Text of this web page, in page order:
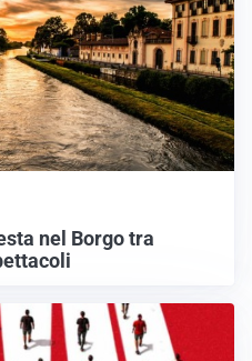
nel Borgo tra